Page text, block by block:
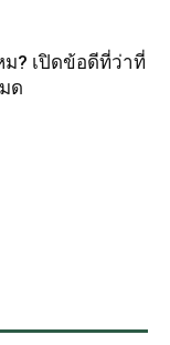
ม? เปิดข้อดีที่ว่าที่
ด